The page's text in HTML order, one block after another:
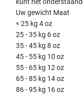
Uw gewicht Maat
< 25 kg 4 oz
25 - 35 kg 6 oz
35 - 45 kg 8 oz
45 - 55 kg 10 oz
55 - 65 kg 12 oz
65 - 85 kg 14 oz
86 - 95 kg 16 oz